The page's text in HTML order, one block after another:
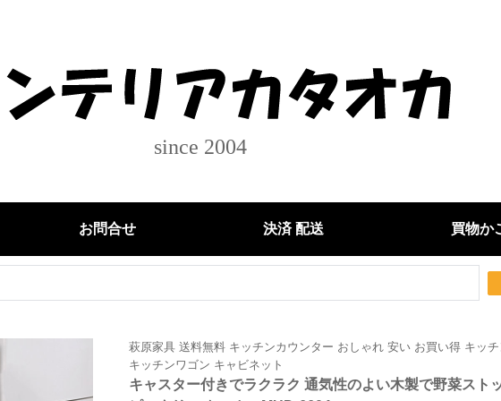
since 2004
萩原家具 送料無料 キッチンカウンター おしゃれ 安い お買い得 キッチ
キッチンワゴン キャビネット
キャスター付きでラクラク 通気性のよい木製で野菜スト
お問合せ 決済 配送 買物か